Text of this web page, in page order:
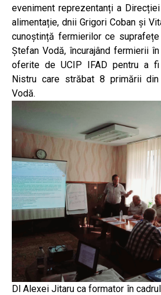
eveniment reprezentanți a
alimentație, dnii Grigori Coban și
cunoștință fermierilor ce
Ștefan Vodă, încurajând fermierii
oferite de UCIP IFAD pentru a
Nistru care străbat 8 primării
Vodă.
Dl Alexei Jitaru ca formator în